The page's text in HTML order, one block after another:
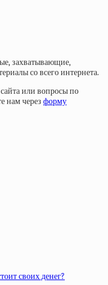
захватывающие,
со всего интернета.
или вопросы по
нам через форму
своих денег?